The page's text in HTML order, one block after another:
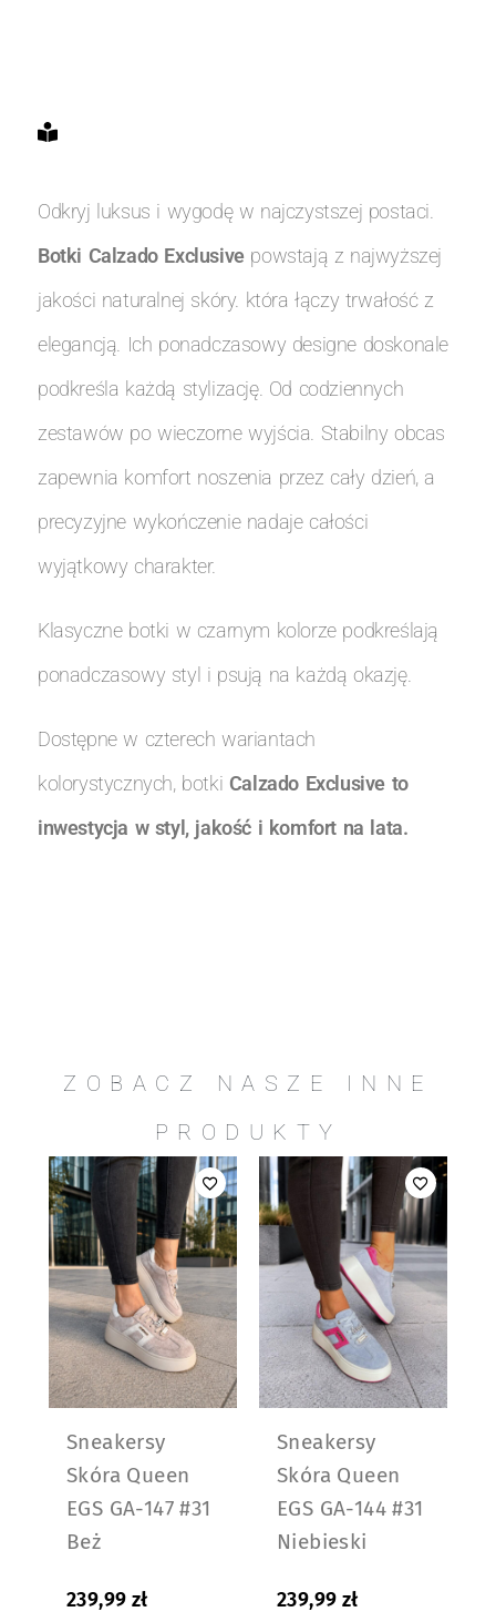
Odkryj luksus i wygodę w najczystszej postaci.
Botki Calzado Exclusivepowstają z najwyższej
jakości naturalnej skóry. która łączy trwałość z
elegancją. Ich ponadczasowy designe doskonale
podkreśla każdą stylizację. Od codziennych
zestawów po wieczorne wyjścia. Stabilny obcas
zapewnia komfort noszenia przez cały dzień, a
precyzyjne wykończenie nadaje całości
wyjątkowy charakter.
Klasyczne botki w czarnym kolorze podkreślają
ponadczasowy styl i psują na każdą okazję.
Dostępne w czterech wariantach
kolorystycznych, botki Calzado Exclusive to
inwestycja w styl, jakość i komfort na lata.
ZOBACZ NASZE INNE
PRODUKTY
Sneakersy
Skóra Queen
EGS GA-147 #31
Beż
239,99 zł
Sneakersy
Skóra Queen
EGS GA-144 #31
Niebieski
239,99 zł